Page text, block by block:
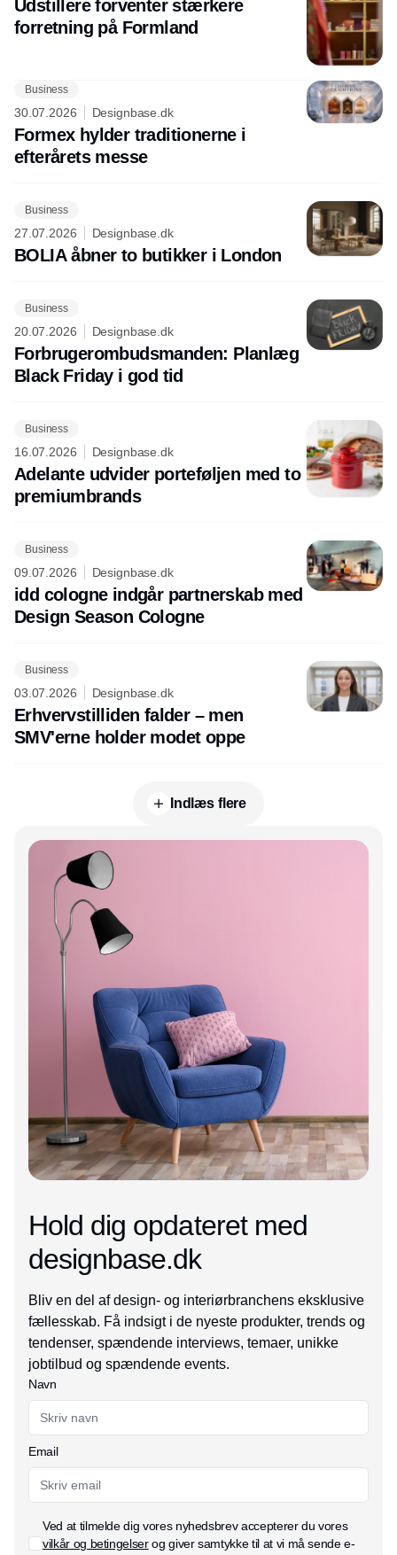
Udstillere forventer stærkere
forretning på Formland
Business
30.07.2026 Designbase.dk
Formex hylder traditionerne i
efterårets messe
Business
27.07.2026 Designbase.dk
BOLIA åbner to butikker i London
Business
20.07.2026 Designbase.dk
Forbrugerombudsmanden: Planlæg
Black Friday i god tid
Business
16.07.2026 Designbase.dk
Adelante udvider porteføljen med to
premiumbrands
Business
09.07.2026 Designbase.dk
idd cologne indgår partnerskab med
Design Season Cologne
Business
03.07.2026 Designbase.dk
Erhvervstilliden falder – men
SMV'erne holder modet oppe
Indlæs flere
Annonce
Hold dig opdateret med
designbase.dk
Bliv en del af design- og interiørbranchens eksklusive
fællesskab. Få indsigt i de nyeste produkter, trends og
tendenser, spændende interviews, temaer, unikke
jobtilbud og spændende events.
Navn
Email
Ved at tilmelde dig vores nyhedsbrev accepterer du vores
vilkår og betingelserog giver samtykke til at vi må sende e-